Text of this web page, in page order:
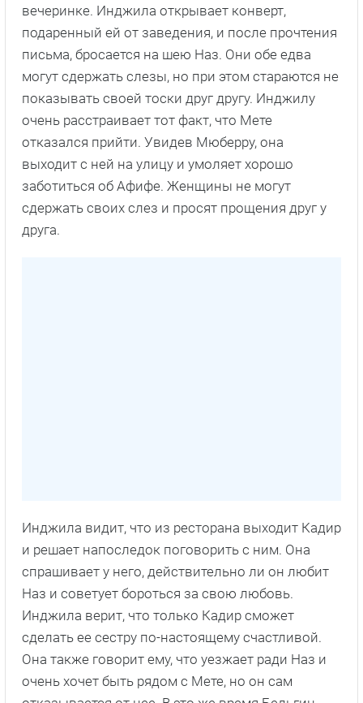
вечеринке. Инджила открывает конверт,
подаренный ей от заведения, и после прочтения
письма, бросается на шею Наз. Они обе едва
могут сдержать слезы, но при этом стараются не
показывать своей тоски друг другу. Инджилу
очень расстраивает тот факт, что Мете
отказался прийти. Увидев Мюберру, она
выходит с ней на улицу и умоляет хорошо
заботиться об Афифе. Женщины не могут
сдержать своих слез и просят прощения друг у
друга.
Инджила видит, что из ресторана выходит Кадир
и решает напоследок поговорить с ним. Она
спрашивает у него, действительно ли он любит
Наз и советует бороться за свою любовь.
Инджила верит, что только Кадир сможет
сделать ее сестру по-настоящему счастливой.
Она также говорит ему, что уезжает ради Наз и
очень хочет быть рядом с Мете, но он сам